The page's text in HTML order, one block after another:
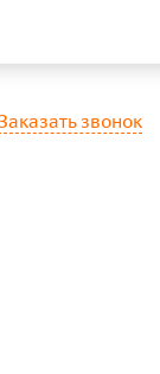
звонок